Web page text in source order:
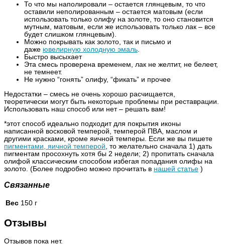
То что мы наполировали – остается глянцевым, то что
оставили неполированным – остается матовым (если
использовать только олифу на золоте, то оно становится
мутным, матовым, если же использовать только лак – все
будет слишком глянцевым).
Можно покрывать как золото, так и письмо и
даже ювелирную холодную эмаль.
Быстро высыхает
Эта смесь проверена временем, лак не желтит, не белеет,
не темнеет.
Не нужно “гонять” олифу, “фикать” и прочее
Недостатки – смесь не очень хорошо расчищается,
теоретически могут быть некоторые проблемы при реставрации.
Использовать наш способ или нет – решать вам!
*этот способ идеально подходит для покрытия иконы
написанной восковой темперой, темперой ПВА, маслом и
другими красками, кроме яичной темперы. Если же вы пишете
пигментами, яичной темперой , то желательно сначала 1) дать
пигментам просохнуть хотя бы 2 недели; 2) пропитать сначала
олифой классическим способом избегая попадания олифы на
золото. (Более подробно можно прочитать в нашей статье )
Связанные
Вес 150 г
Отзывы
Отзывов пока нет.